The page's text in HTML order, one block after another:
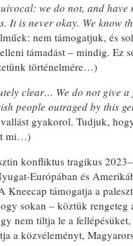
we do not, and
It is never okay. We know
nem támogatjuk, és
támadást – mindig. Ez
történelmére…)
clear… We do not give
people outraged by this
gyakorol. Tudjuk,
mi…)
konfliktus tragikus
Európában és
Kneecap támogatja a
sokan – köztük rengeteg
nem tiltja le a
a közvéleményt,